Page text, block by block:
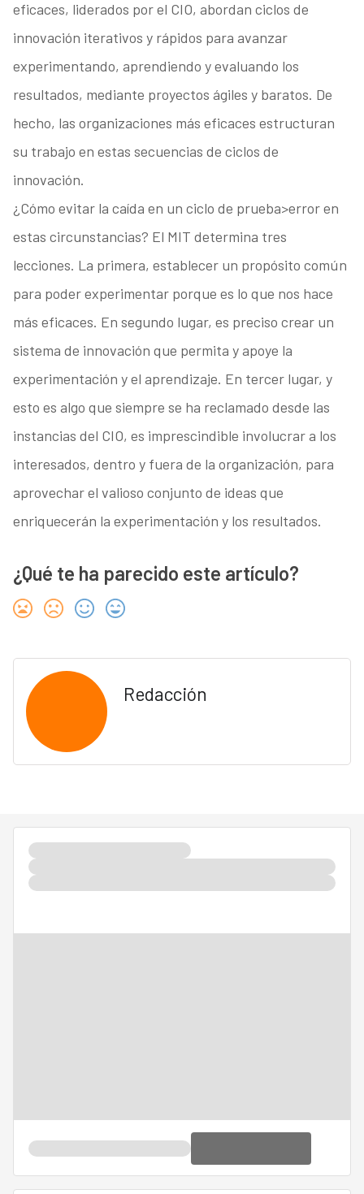
eficaces, liderados por el CIO, abordan ciclos de
innovación iterativos y rápidos para avanzar
experimentando, aprendiendo y evaluando los
resultados, mediante proyectos ágiles y baratos. De
hecho, las organizaciones más eficaces estructuran
su trabajo en estas secuencias de ciclos de
innovación.
¿Cómo evitar la caída en un ciclo de prueba>error en
estas circunstancias? El MIT determina tres
lecciones. La primera, establecer un propósito común
para poder experimentar porque es lo que nos hace
más eficaces. En segundo lugar, es preciso crear un
sistema de innovación que permita y apoye la
experimentación y el aprendizaje. En tercer lugar, y
esto es algo que siempre se ha reclamado desde las
instancias del CIO, es imprescindible involucrar a los
interesados, dentro y fuera de la organización, para
aprovechar el valioso conjunto de ideas que
enriquecerán la experimentación y los resultados.
¿Qué te ha parecido este artículo?
Redacción